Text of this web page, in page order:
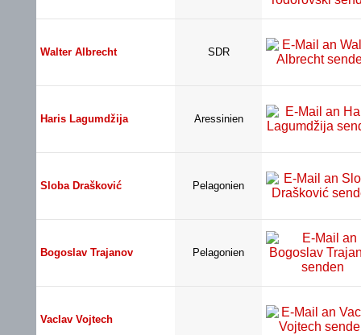
Walter Albrecht SDR
Haris Lagumdžija Aressinien
Sloba Drašković Pelagonien
Bogoslav Trajanov Pelagonien
Vaclav Vojtech